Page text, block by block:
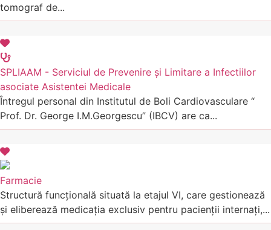
tomograf de...
SPLIAAM - Serviciul de Prevenire și Limitare a Infectiilor
asociate Asistentei Medicale
Întregul personal din Institutul de Boli Cardiovasculare “
Prof. Dr. George I.M.Georgescu” (IBCV) are ca...
Farmacie
Structură funcțională situată la etajul VI, care gestionează
și eliberează medicația exclusiv pentru pacienții internați,...